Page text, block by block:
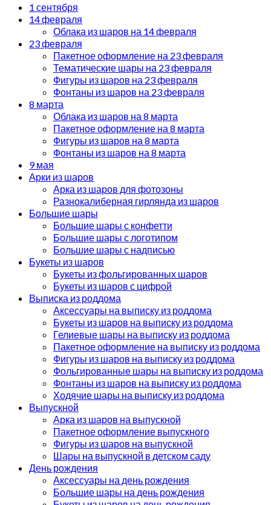
1 сентября
14 февраля
Облака из шаров на 14 февраля
23 февраля
Пакетное оформление на 23 февраля
Тематические шары на 23 февраля
Фигуры из шаров на 23 февраля
Фонтаны из шаров на 23 февраля
8 марта
Облака из шаров на 8 марта
Пакетное оформление на 8 марта
Фигуры из шаров на 8 марта
Фонтаны из шаров на 8 марта
9 мая
Арки из шаров
Арка из шаров для фотозоны
Разнокалиберная гирлянда из шаров
Большие шары
Большие шары с конфетти
Большие шары с логотипом
Большие шары с надписью
Букеты из шаров
Букеты из фольгированных шаров
Букеты из шаров с цифрой
Выписка из роддома
Аксессуары на выписку из роддома
Букеты из шаров на выписку из роддома
Гелиевые шары на выписку из роддома
Пакетное оформление на выписку из роддома
Фигуры из шаров на выписку из роддома
Фольгированные шары на выписку из роддома
Фонтаны из шаров на выписку из роддома
Ходячие шары на выписку из роддома
Выпускной
Арка из шаров на выпускной
Пакетное оформление выпускного
Фигуры из шаров на выпускной
Шары на выпускной в детском саду
День рождения
Аксессуары на день рождения
Большие шары на день рождения